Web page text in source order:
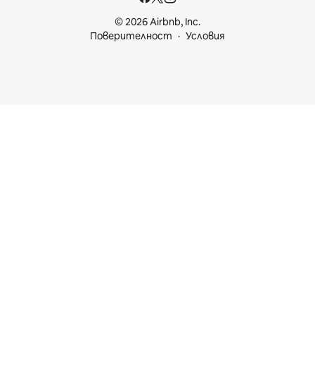
© 2026 Airbnb, Inc.
Поверителност
Условия